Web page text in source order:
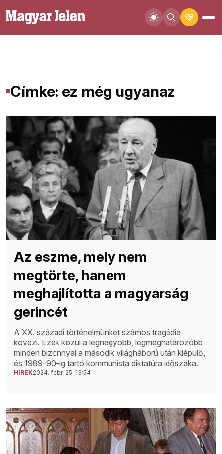
Címke: ez még ugyanaz
Az eszme, mely nem
megtörte, hanem
meghajlította a magyarság
gerincét
A XX. századi történelmünket számos tragédia
kövezi. Ezek közül a legnagyobb, legmeghatározóbb
minden bizonnyal a második világháború után kiépülő,
és 1989-90-ig tartó kommunista diktatúra időszaka.
HÍREK2024. febr. 25. 13:54